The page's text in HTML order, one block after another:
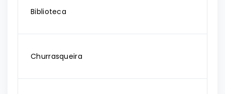
Biblioteca
Churrasqueira